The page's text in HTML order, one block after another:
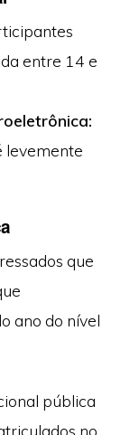
entre 14 e
levemente
que
ano do nível
pública
no